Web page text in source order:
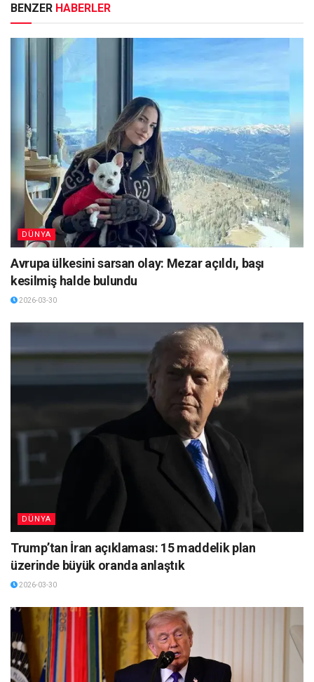
BENZER HABERLER
DÜNYA
Avrupa ülkesini sarsan olay: Mezar açıldı, başı
kesilmiş halde bulundu
2026-03-30
DÜNYA
Trump’tan İran açıklaması: 15 maddelik plan
üzerinde büyük oranda anlaştık
2026-03-30